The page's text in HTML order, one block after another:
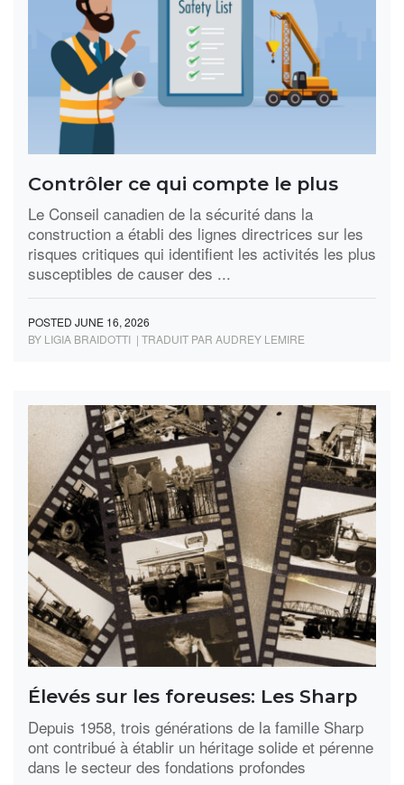
Contrôler ce qui compte le plus
Le Conseil canadien de la sécurité dans la
construction a établi des lignes directrices sur les
risques critiques qui identifient les activités les plus
susceptibles de causer des ...
POSTED JUNE 16, 2026
BY LIGIA BRAIDOTTI | TRADUIT PAR AUDREY LEMIRE
Élevés sur les foreuses: Les Sharp
Depuis 1958, trois générations de la famille Sharp
ont contribué à établir un héritage solide et pérenne
dans le secteur des fondations profondes